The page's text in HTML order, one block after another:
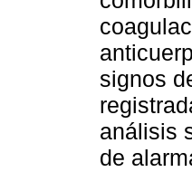
signos
análisis
de